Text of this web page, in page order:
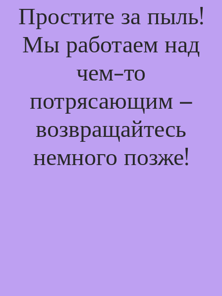
Простите за пыль!
Мы работаем над
чем-то
потрясающим –
возвращайтесь
немного позже!